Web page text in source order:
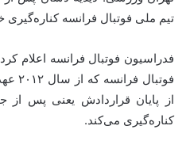
تیم ملی فوتبال فرانسه کناره‌گیری
فدراسیون فوتبال فرانسه اعلام
کناره‌گیری می‌کند.